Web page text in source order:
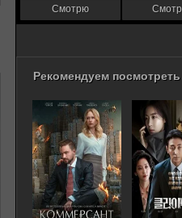
Смотрю
Рекомендуем посмотреть